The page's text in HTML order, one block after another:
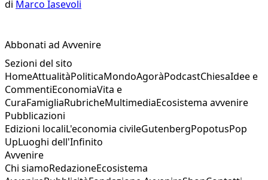
di Marco Iasevoli
Abbonati ad Avvenire
Sezioni del sito
HomeAttualitàPoliticaMondoAgoràPodcastChiesaIdee e
CommentiEconomiaVita e
CuraFamigliaRubricheMultimediaEcosistema avvenire
Pubblicazioni
Edizioni localiL'economia civileGutenbergPopotusPop
UpLuoghi dell'Infinito
Avvenire
Chi siamoRedazioneEcosistema